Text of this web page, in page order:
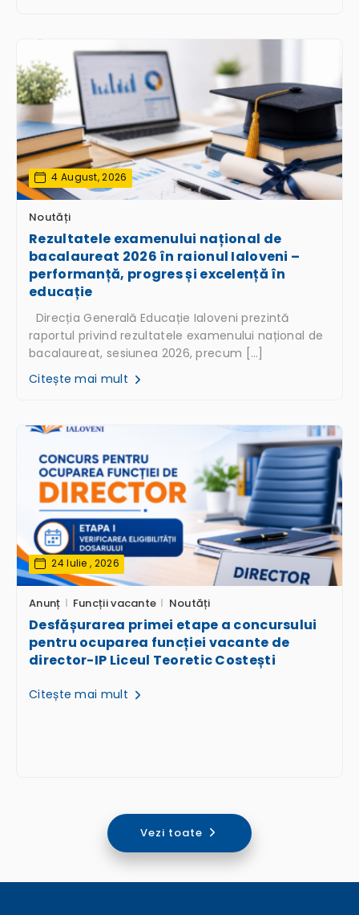
4 August, 2026
Noutăți
Rezultatele examenului național de
bacalaureat 2026 în raionul Ialoveni –
performanță, progres și excelență în
educație
Direcția Generală Educație Ialoveni prezintă
raportul privind rezultatele examenului național de
bacalaureat, sesiunea 2026, precum […]
Citește mai mult
24 Iulie , 2026
Anunț Funcții vacante Noutăți
Desfășurarea primei etape a concursului
pentru ocuparea funcției vacante de
director-IP Liceul Teoretic Costești
Citește mai mult
Vezi toate